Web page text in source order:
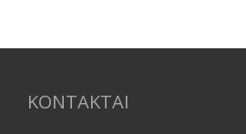
KONTAKTAI